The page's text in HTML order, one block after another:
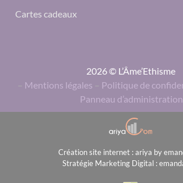
Cartes cadeaux
2026 © L’Âme’Ethisme
– Mentions légales – Politique de
Panneau d’administration
Création site internet : ariya by
Stratégie Marketing Digital :